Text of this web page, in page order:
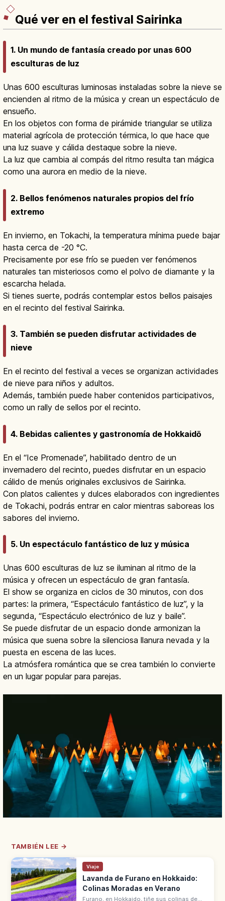
Qué ver en el festival Sairinka
1. Un mundo de fantasía creado por unas 600
esculturas de luz
Unas 600 esculturas luminosas instaladas sobre la nieve se
encienden al ritmo de la música y crean un espectáculo de
ensueño.
En los objetos con forma de pirámide triangular se utiliza
material agrícola de protección térmica, lo que hace que
una luz suave y cálida destaque sobre la nieve.
La luz que cambia al compás del ritmo resulta tan mágica
como una aurora en medio de la nieve.
2. Bellos fenómenos naturales propios del frío
extremo
En invierno, en Tokachi, la temperatura mínima puede bajar
hasta cerca de -20 °C.
Precisamente por ese frío se pueden ver fenómenos
naturales tan misteriosos como el polvo de diamante y la
escarcha helada.
Si tienes suerte, podrás contemplar estos bellos paisajes
en el recinto del festival Sairinka.
3. También se pueden disfrutar actividades de
nieve
En el recinto del festival a veces se organizan actividades
de nieve para niños y adultos.
Además, también puede haber contenidos participativos,
como un rally de sellos por el recinto.
4. Bebidas calientes y gastronomía de Hokkaidō
En el “Ice Promenade”, habilitado dentro de un
invernadero del recinto, puedes disfrutar en un espacio
cálido de menús originales exclusivos de Sairinka.
Con platos calientes y dulces elaborados con ingredientes
de Tokachi, podrás entrar en calor mientras saboreas los
sabores del invierno.
5. Un espectáculo fantástico de luz y música
Unas 600 esculturas de luz se iluminan al ritmo de la
música y ofrecen un espectáculo de gran fantasía.
El show se organiza en ciclos de 30 minutos, con dos
partes: la primera, “Espectáculo fantástico de luz”, y la
segunda, “Espectáculo electrónico de luz y baile”.
Se puede disfrutar de un espacio donde armonizan la
música que suena sobre la silenciosa llanura nevada y la
puesta en escena de las luces.
La atmósfera romántica que se crea también lo convierte
en un lugar popular para parejas.
TAMBIÉN LEE →
Viaje
Lavanda de Furano en Hokkaido:
Colinas Moradas en Verano
Furano, en Hokkaido, tiñe sus colinas de